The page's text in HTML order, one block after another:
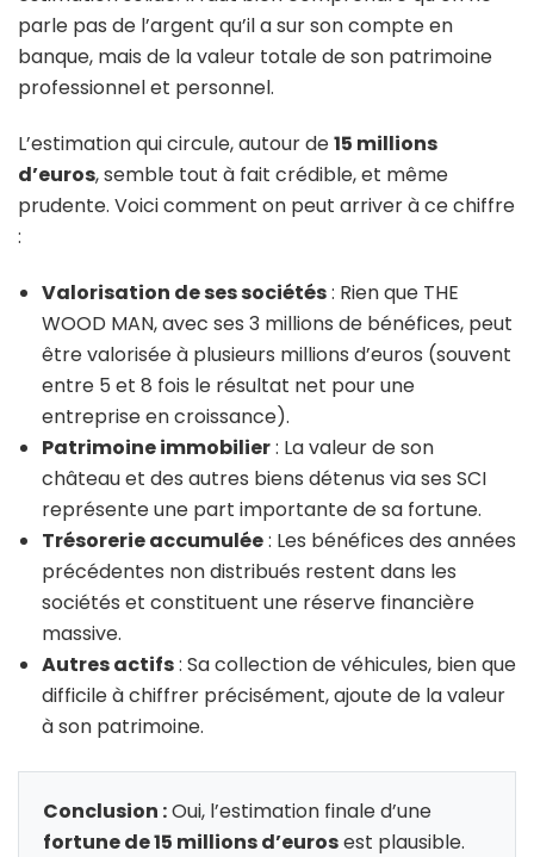
parle pas de l’argent qu’il a sur son compte en
banque, mais de la valeur totale de son patrimoine
professionnel et personnel.
L’estimation qui circule, autour de15 millions
d’euros, semble tout à fait crédible, et même
prudente. Voici comment on peut arriver à ce chiffre
:
Valorisation de ses sociétés: Rien que THE
WOOD MAN, avec ses 3 millions de bénéfices, peut
être valorisée à plusieurs millions d’euros (souvent
entre 5 et 8 fois le résultat net pour une
entreprise en croissance).
Patrimoine immobilier: La valeur de son
château et des autres biens détenus via ses SCI
représente une part importante de sa fortune.
Trésorerie accumulée: Les bénéfices des années
précédentes non distribués restent dans les
sociétés et constituent une réserve financière
massive.
Autres actifs: Sa collection de véhicules, bien que
difficile à chiffrer précisément, ajoute de la valeur
à son patrimoine.
Conclusion :Oui, l’estimation finale d’une
fortune de 15 millions d’eurosest plausible.